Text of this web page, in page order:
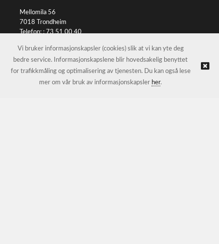
Mellomila 56
7018 Trondheim
Telefon: :73 51 00 40
© FotoImport AS | Nettbutikk levert av Kréatif
Vi bruker informasjonskapsler (cookies) slik at vi kan yte deg
bedre service. Informasjonskapslene blir hovedsakelig benyttet
for trafikkmåling og optimalisering av tjenesten. Du kan også lese
mer om vår bruk av informasjonskapsler her.